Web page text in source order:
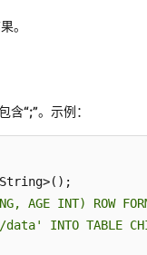
。
含“;”。示例：
AGE INT) ROW
data' INTO TABLE